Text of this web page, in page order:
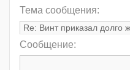
Тема сообщения:
Сообщение: